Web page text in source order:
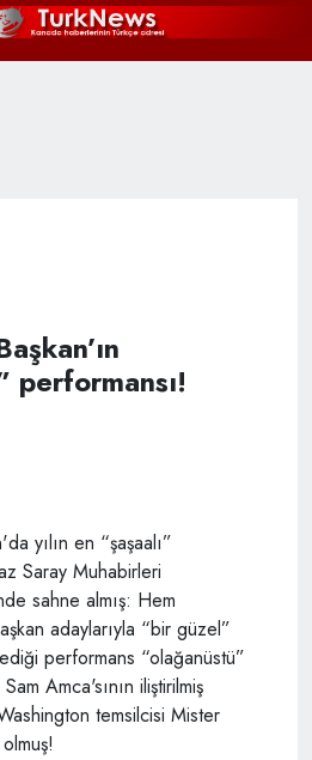
performansı!
yılın en “şaşaalı”
Saray Muhabirleri
sahne almış: Hem
adaylarıyla “bir güzel”
performans “olağanüstü”
Amca'sının iliştirilmiş
temsilcisi Mister